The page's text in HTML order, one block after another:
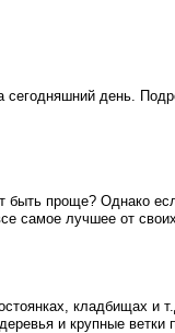
день.
быть проще? Однако
лучшее от
кладбищах и
и крупные